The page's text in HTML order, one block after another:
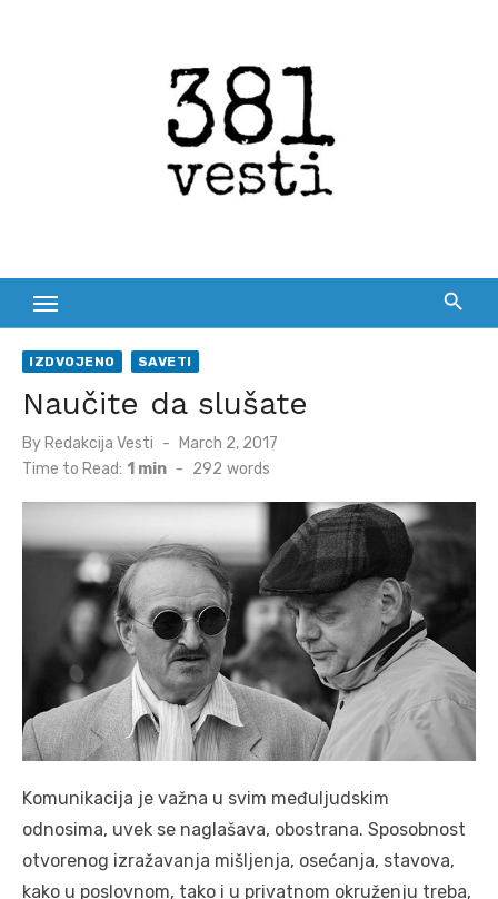
IZDVOJENO SAVETI
Naučite da slušate
By Redakcija Vesti
Posted
on
March 2, 2017
Time to Read: 1 min - 292 words
Komunikacija je važna u svim međuljudskim
odnosima, uvek se naglašava, obostrana. Sposobnost
otvorenog izražavanja mišljenja, osećanja, stavova,
kako u poslovnom, tako i u privatnom okruženju treba,